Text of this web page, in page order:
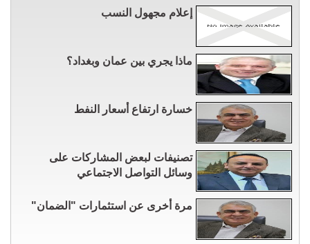
إعلام مجهول النسب
ماذا يجري بين عمان وبغداد؟
خسارة ارتفاع أسعار النفط
تصنيفات لبعض المشاركات على
وسائل التواصل الاجتماعي
مرة أخرى عن استثمارات "الضمان"